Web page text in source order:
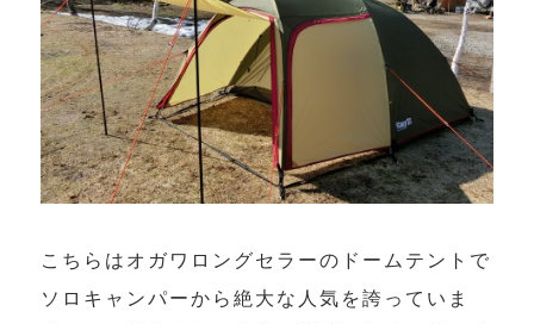
こちらはオガワロングセラーのドームテントで
ソロキャンパーから絶大な人気を誇っていま